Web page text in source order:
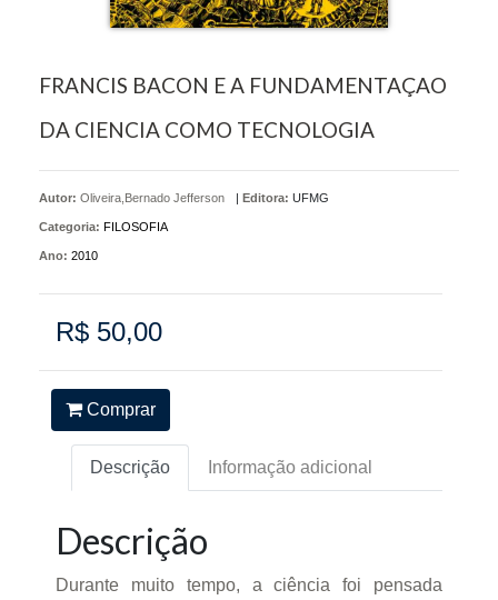
FRANCIS BACON E A FUNDAMENTAÇAO
DA CIENCIA COMO TECNOLOGIA
Autor: Oliveira,Bernado Jefferson | Editora: UFMG
Categoria: FILOSOFIA
Ano: 2010
R$ 50,00
Comprar
Descrição Informação adicional
Descrição
Durante muito tempo, a ciência foi pensada